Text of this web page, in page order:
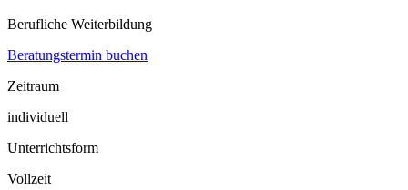
Berufliche Weiterbildung
Beratungstermin buchen
Zeitraum
individuell
Unterrichtsform
Vollzeit